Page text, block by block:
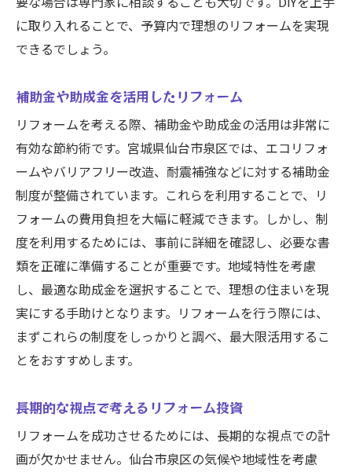
に取り入れることで、予算内で理想のリフォームを実現
できるでしょう。
補助金や助成金を活用したリフォーム
リフォームを考える際、補助金や助成金の活用は非常に
有効な節約術です。宮城県仙台市泉区では、エコリフォ
ームやバリアフリー改造、耐震補強などに対する補助金
制度が整備されています。これらを利用することで、リ
フォームの費用負担を大幅に軽減できます。しかし、制
度を利用するためには、事前に詳細を確認し、必要な書
類を正確に準備することが重要です。地域特性を考慮
し、最適な助成金を選択することで、理想の住まいを現
実にする手助けとなります。リフォームを行う際には、
まずこれらの制度をしっかりと調べ、最大限活用するこ
とをおすすめします。
長期的な視点で考えるリフォーム投資
リフォームを成功させるためには、長期的な視点での計
画が欠かせません。仙台市泉区の気候や地域性を考慮